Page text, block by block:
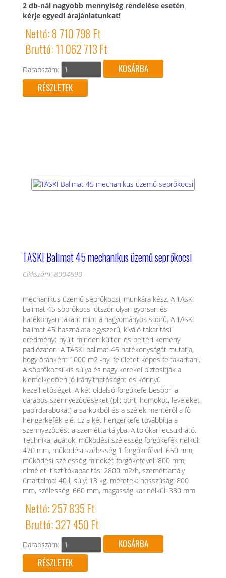
2 db-nál nagyobb mennyiség rendelése esetén
kérje egyedi árajánlatunkat!
Nettó: 8 710 798 Ft
Bruttó: 11 062 713 Ft
Darabszám:
RÉSZLETEK
TASKI Balimat 45 mechanikus üzemű seprőkocsi
Cikkszám: 8004690
mechanikus üzemű seprőkocsi, munkára kész. A TASKI
balimat 45 söprôkocsi ötször olyan gyorsan és
hatékonyan takarít mint a hagyományos söprû. A TASKI
balimat 45 használata egyszerû, kiváló takarítási
eredményt nyújt minden kültéri és beltéri kemény
padlózaton. A TASKI balimat 45 hatékonyságát mutatja,
hogy óránként 1000 m2 -nyi felületet képes feltakarítani.
A söprôkocsi kis súlya és nagy kerekei biztosítják a
kiemelkedôen jó irányíthatóságot és könnyû
kezelhetôséget. A két oldalsó forgókefe besöpri a
darabos szennyezôdéseket (pl.: port, homokot, leveleket
papírdarabokat) a sarkokból és a szélek mentérôl a fô
hengerkefék elé. Ez a két hengerkefe továbbítja a
szennyezôdést a szeméttartályba. A tolókar lecsukható.
Technikai adatok: működési szélesség forgókefék nélkül:
470 mm, működési szélesség 1 forgókefével: 650 mm,
működési szélesség mindkét forgókefével: 800 mm,
elméleti tisztítókapacitás: 2800 m2/h, szeméttartály
űrtartalma: 40 l, súly: 13 kg, méretek: hosszúság: 800
mm, szélesség: 660 mm, magasság kar nélkül: 330 mm
Nettó: 257 835 Ft
Bruttó: 327 450 Ft
Darabszám:
RÉSZLETEK